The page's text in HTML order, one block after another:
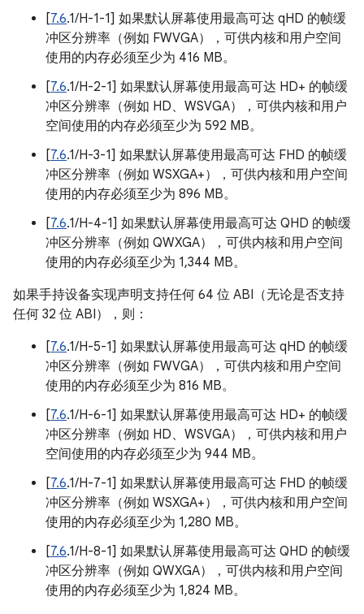
[7.6.1/H-1-1] 如果默认屏幕使用最高可达 qHD 的帧缓
冲区分辨率（例如 FWVGA），可供内核和用户空间
使用的内存必须至少为 416 MB。
[7.6.1/H-2-1] 如果默认屏幕使用最高可达 HD+ 的帧缓
冲区分辨率（例如 HD、WSVGA），可供内核和用户
空间使用的内存必须至少为 592 MB。
[7.6.1/H-3-1] 如果默认屏幕使用最高可达 FHD 的帧缓
冲区分辨率（例如 WSXGA+），可供内核和用户空间
使用的内存必须至少为 896 MB。
[7.6.1/H-4-1] 如果默认屏幕使用最高可达 QHD 的帧缓
冲区分辨率（例如 QWXGA），可供内核和用户空间
使用的内存必须至少为 1,344 MB。
如果手持设备实现声明支持任何 64 位 ABI（无论是否支持
任何 32 位 ABI），则：
[7.6.1/H-5-1] 如果默认屏幕使用最高可达 qHD 的帧缓
冲区分辨率（例如 FWVGA），可供内核和用户空间
使用的内存必须至少为 816 MB。
[7.6.1/H-6-1] 如果默认屏幕使用最高可达 HD+ 的帧缓
冲区分辨率（例如 HD、WSVGA），可供内核和用户
空间使用的内存必须至少为 944 MB。
[7.6.1/H-7-1] 如果默认屏幕使用最高可达 FHD 的帧缓
冲区分辨率（例如 WSXGA+），可供内核和用户空间
使用的内存必须至少为 1,280 MB。
[7.6.1/H-8-1] 如果默认屏幕使用最高可达 QHD 的帧缓
冲区分辨率（例如 QWXGA），可供内核和用户空间
使用的内存必须至少为 1,824 MB。